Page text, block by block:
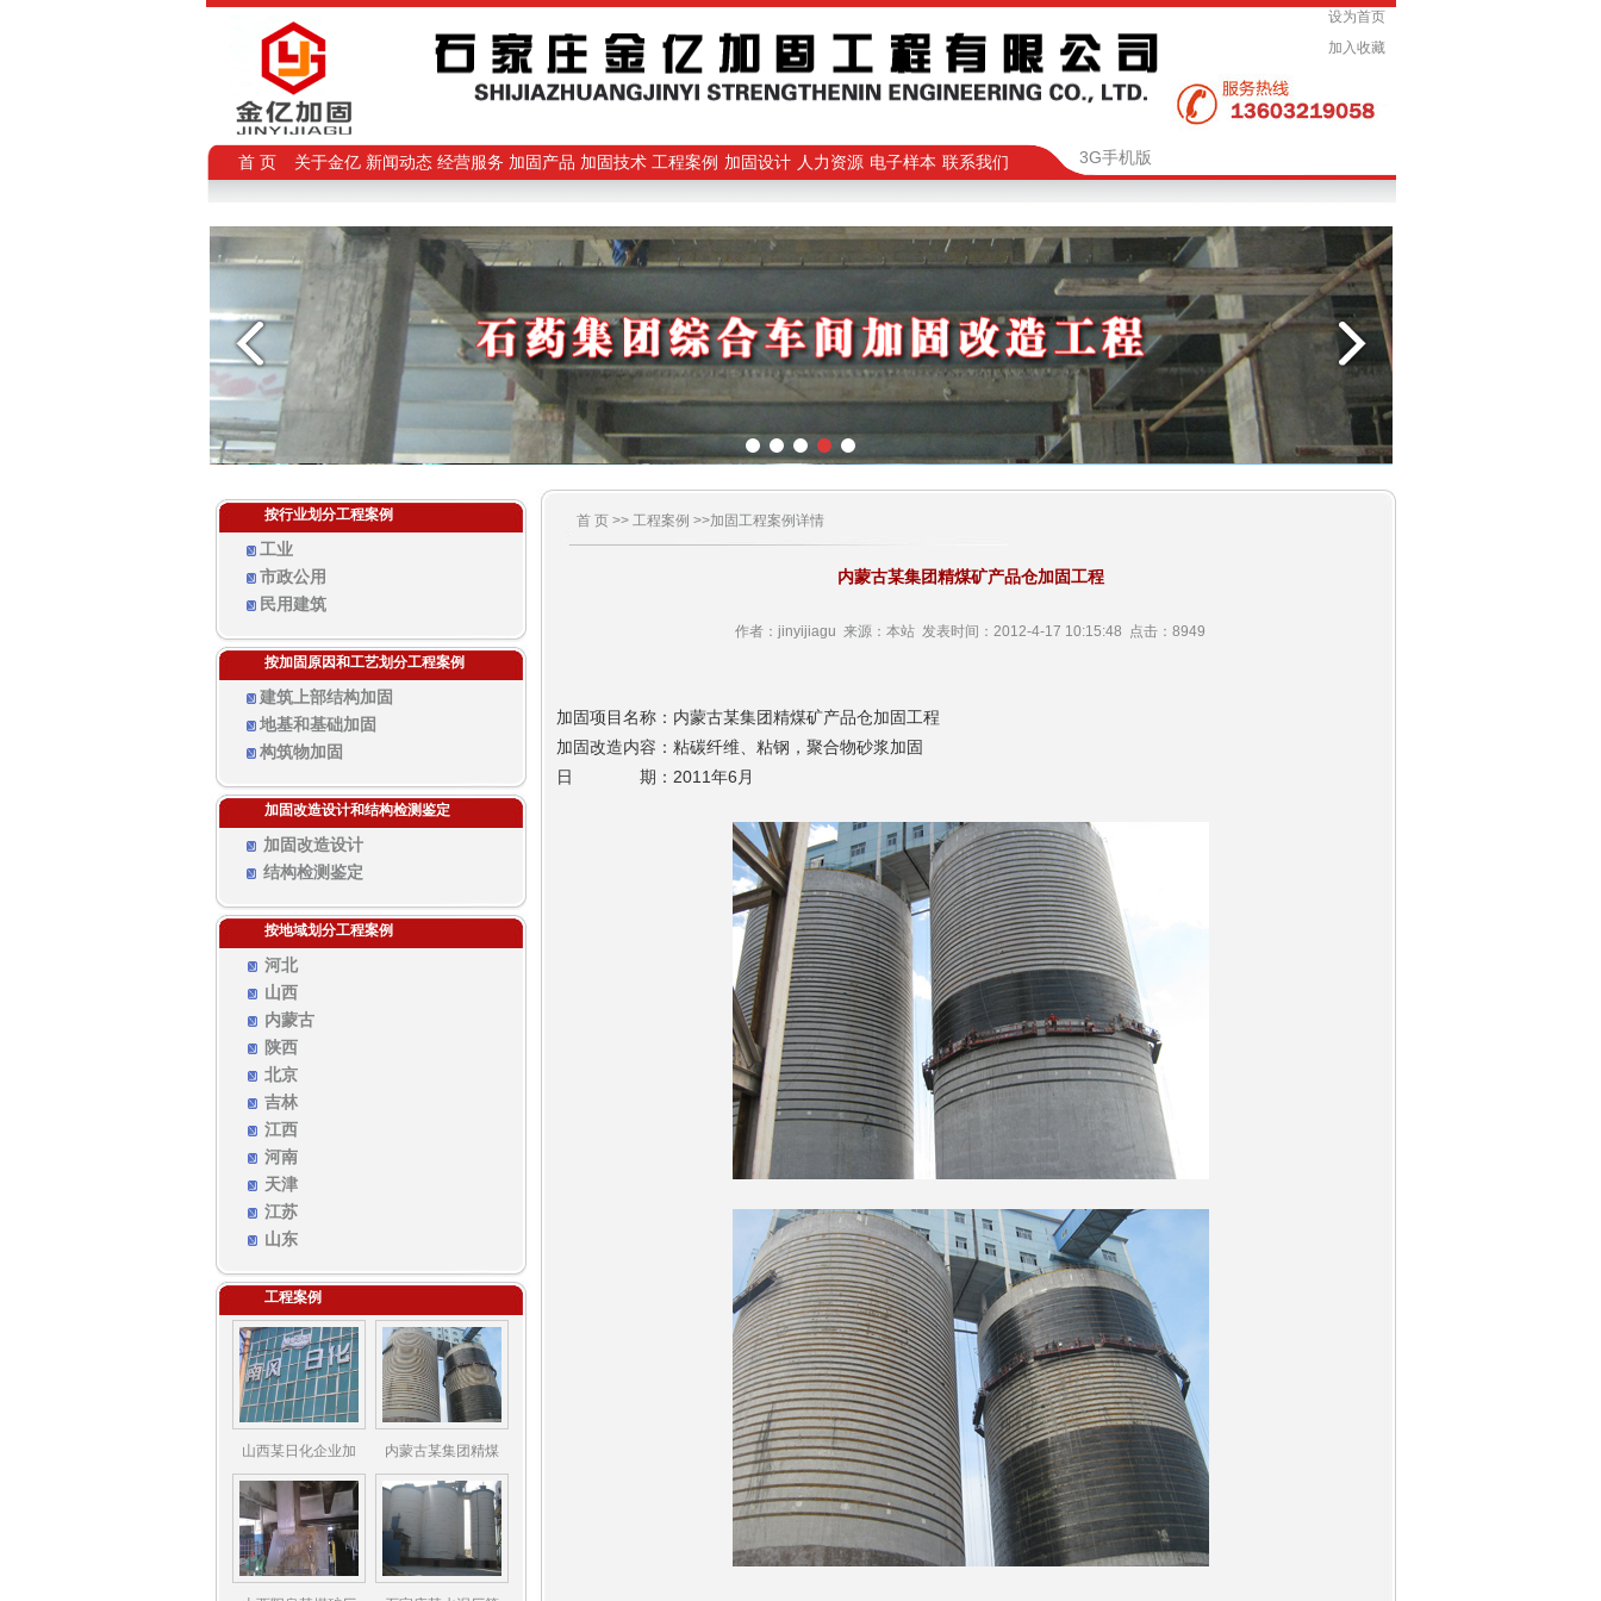
设为首页
加入收藏
首 页 关于金亿 新闻动态 经营服务 加固产品 加固技术 工程案例 加固设计 人力资源 电子样本 联系我们 3G手机版
按行业划分工程案例
工业
市政公用
民用建筑
按加固原因和工艺划分工程案例
建筑上部结构加固
地基和基础加固
构筑物加固
加固改造设计和结构检测鉴定
加固改造设计
结构检测鉴定
按地域划分工程案例
河北
山西
内蒙古
陕西
北京
吉林
江西
河南
天津
江苏
山东
工程案例
山西某日化企业加 内蒙古某集团精煤
首 页 >> 工程案例 >>加固工程案例详情
内蒙古某集团精煤矿产品仓加固工程
作者：jinyijiagu 来源：本站 发表时间：2012-4-17 10:15:48 点击：8949
加固项目名称：内蒙古某集团精煤矿产品仓加固工程
加固改造内容：粘碳纤维、粘钢，聚合物砂浆加固
日 期：2011年6月